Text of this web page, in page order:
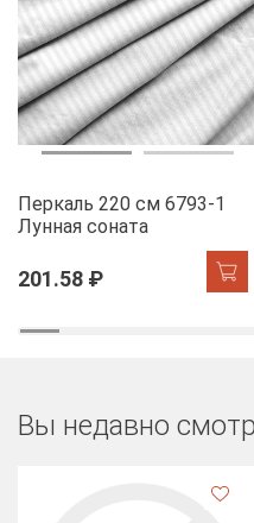
Перкаль 220 см 6793-1
Лунная соната
201.58 ₽
Вы недавно